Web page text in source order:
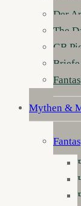
Der
The
GB
Briefe
Mythen &